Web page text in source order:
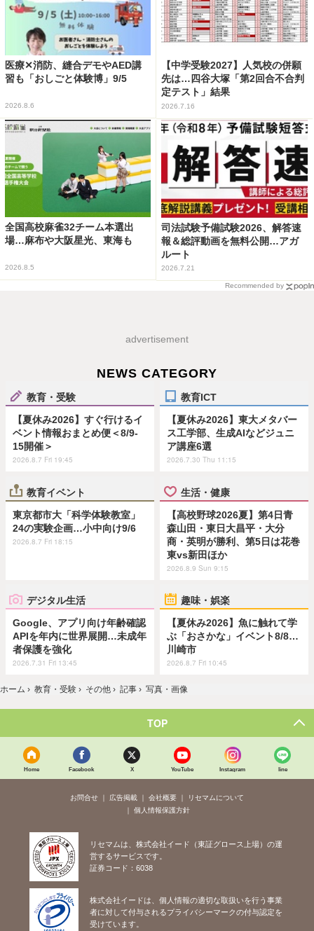
医療✕消防、縫合デモやAED講
習も「おしごと体験博」9/5
2026.8.6
【中学受験2027】人気校の併願
先は…四谷大塚「第2回合不合判
定テスト」結果
2026.7.16
全国高校麻雀32チーム本選出
場…麻布や大阪星光、東海も
2026.8.5
司法試験予備試験2026、解答速
報＆総評動画を無料公開…アガ
ルート
2026.7.21
Recommended by
advertisement
NEWS CATEGORY
教育・受験
【夏休み2026】すぐ行けるイ
ベント情報おまとめ便＜8/9-
15開催＞
2026.8.7 Fri 19:45
教育ICT
【夏休み2026】東大メタバー
ス工学部、生成AIなどジュニ
ア講座6選
2026.7.30 Thu 11:15
教育イベント
東京都市大「科学体験教室」
24の実験企画…小中向け9/6
2026.8.7 Fri 18:15
生活・健康
【高校野球2026夏】第4日青
森山田・東日大昌平・大分
商・英明が勝利、第5日は花巻
東vs新田ほか
2026.8.9 Sun 9:15
デジタル生活
Google、アプリ向け年齢確認
APIを年内に世界展開…未成年
者保護を強化
2026.7.31 Fri 13:45
趣味・娯楽
【夏休み2026】魚に触れて学
ぶ「おさかな」イベント8/8…
川崎市
2026.8.7 Fri 10:45
ホーム › 教育・受験 › その他 › 記事 › 写真・画像
TOP
Home Facebook X YouTube Instagram line
お問合せ 広告掲載 会社概要
リセマムについて
個人情報保護方針
リセマムは、株式会社イード（東証グロース上場）の運
営するサービスです。
証券コード：6038
株式会社イードは、個人情報の適切な取扱いを行う事業
者に対して付与されるプライバシーマークの付与認定を
受けています。